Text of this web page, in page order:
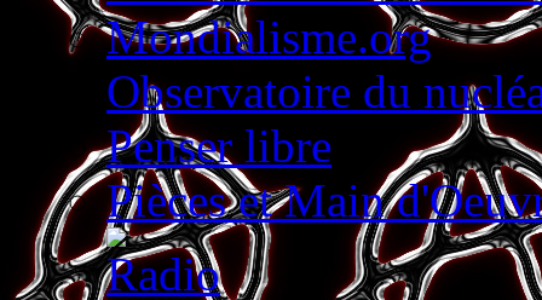
Mondialisme.org
Observatoire du
Penser libre
Pièces et Main